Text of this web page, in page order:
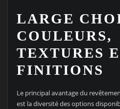
LARGE
COULEURS,
TEXTURES
FINITIONS
Le principal avantage du
est la diversité des options